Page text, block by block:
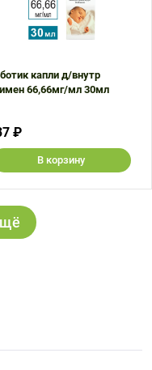
капли д/внутр
66,66мг/мл 30мл
₽
В корзину